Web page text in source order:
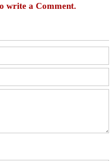
write a Comment.